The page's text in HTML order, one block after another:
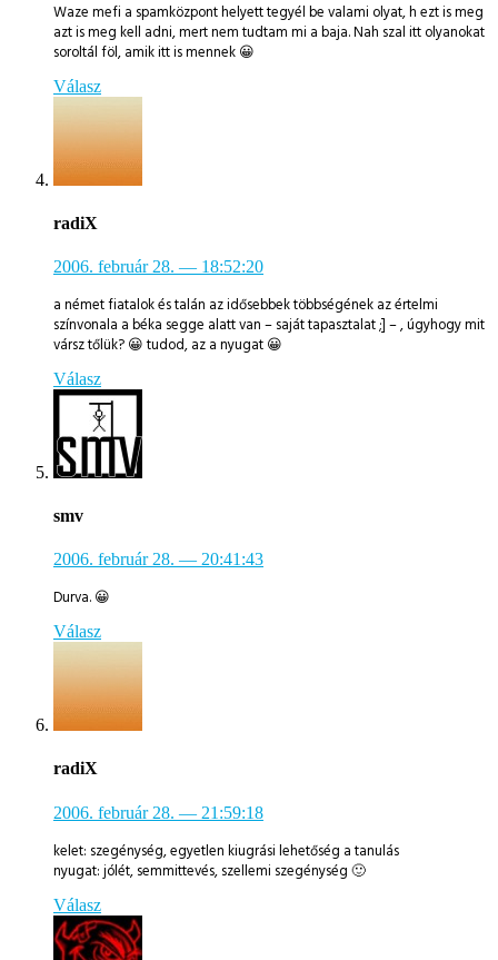
Waze mefi a spamközpont helyett tegyél be valami olyat, h ezt is meg
azt is meg kell adni, mert nem tudtam mi a baja. Nah szal itt olyanokat
soroltál föl, amik itt is mennek 😀
Válasz
radiX
2006. február 28. — 18:52:20
a német fiatalok és talán az idősebbek többségének az értelmi
színvonala a béka segge alatt van – saját tapasztalat ;] – , úgyhogy mit
vársz tőlük? 😀 tudod, az a nyugat 😀
Válasz
smv
2006. február 28. — 20:41:43
Durva. 😀
Válasz
radiX
2006. február 28. — 21:59:18
kelet: szegénység, egyetlen kiugrási lehetőség a tanulás
nyugat: jólét, semmittevés, szellemi szegénység 🙂
Válasz